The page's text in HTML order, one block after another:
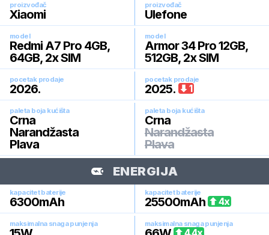
proizvođač
Xiaomi
proizvođač
Ulefone
model
Redmi A7 Pro 4GB,
64GB, 2x SIM
model
Armor 34 Pro 12GB,
512GB, 2x SIM
pocetak prodaje
2026.
pocetak prodaje
2025. 1
paleta boja kućišta
Crna
Narandžasta
Plava
paleta boja kućišta
Crna
Narandžasta
Plava
ENERGIJA
kapacitet baterije
6300mAh
kapacitet baterije
25500mAh 4x
maksimalna snaga punjenja maksimalna snaga punjenja
4.4x